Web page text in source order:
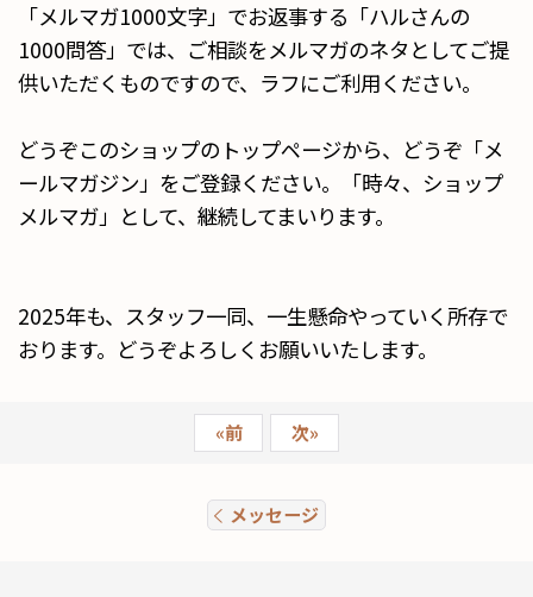
「メルマガ1000文字」でお返事する「ハルさんの
1000問答」では、ご相談をメルマガのネタとしてご提
供いただくものですので、ラフにご利用ください。
どうぞこのショップのトップページから、どうぞ「メ
ールマガジン」をご登録ください。「時々、ショップ
メルマガ」として、継続してまいります。
2025年も、スタッフ一同、一生懸命やっていく所存で
おります。どうぞよろしくお願いいたします。
«前 次»
メッセージ